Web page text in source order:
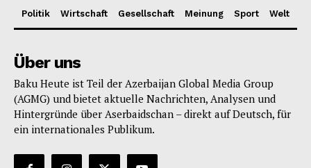
Politik Wirtschaft Gesellschaft Meinung Sport Welt
Über uns
Baku Heute ist Teil der Azerbaijan Global Media Group
(AGMG) und bietet aktuelle Nachrichten, Analysen und
Hintergründe über Aserbaidschan – direkt auf Deutsch, für
ein internationales Publikum.